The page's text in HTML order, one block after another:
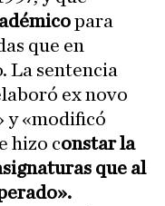
para
que en
La sentencia
ex novo
y «modificó
hizo constar la
que al